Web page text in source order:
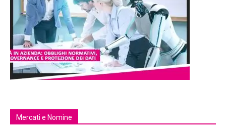
Mercati e Nomine